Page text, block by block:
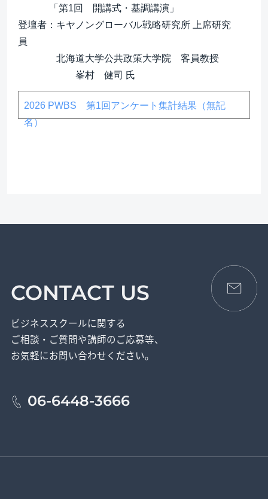
「第1回　開講式・基調講演」
登壇者：キヤノングローバル戦略研究所 上席研究
員
北海道大学公共政策大学院　客員教授
2026 PWBS 第1回アンケート集計結果（無記
名）
CONTACT US
ビジネススクールに関する
ご相談・ご質問や講師のご応募等、
お気軽にお問い合わせください。
06-6448-3666